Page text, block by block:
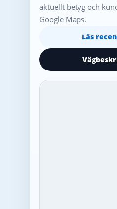
aktuellt betyg och
Google Maps.
Läs